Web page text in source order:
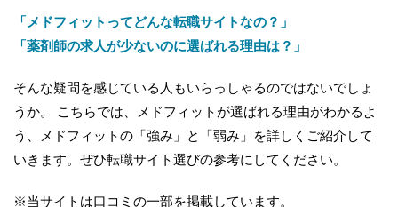
「メドフィットってどんな転職サイトなの？」
「薬剤師の求人が少ないのに選ばれる理由は？」
そんな疑問を感じている人もいらっしゃるのではないでしょ
うか。 こちらでは、メドフィットが選ばれる理由がわかるよ
う、メドフィットの「強み」と「弱み」を詳しくご紹介して
いきます。ぜひ転職サイト選びの参考にしてください。
※当サイトは口コミの一部を掲載しています。